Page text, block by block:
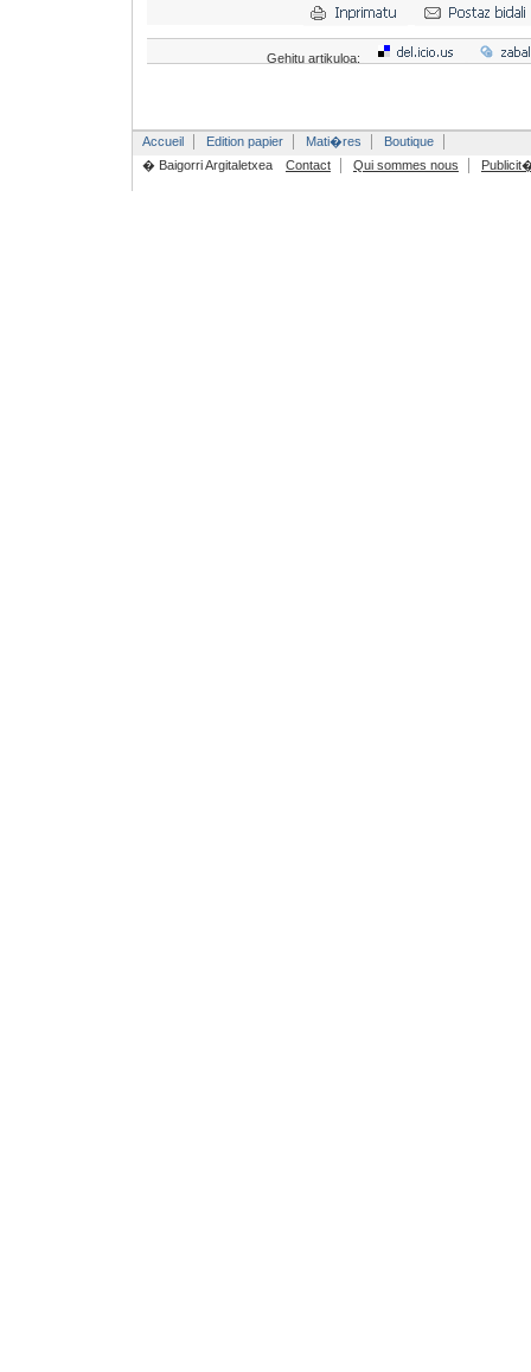
Gehitu artikuloa:
Accueil Edition papier Mati�res
Boutique
� Baigorri Argitaletxea
Contact Qui sommes nous